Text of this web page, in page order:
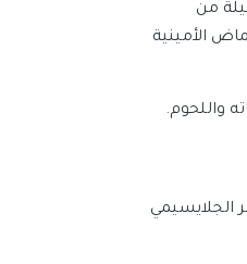
من
الأمينية
واللحوم.
الجلايسيمي